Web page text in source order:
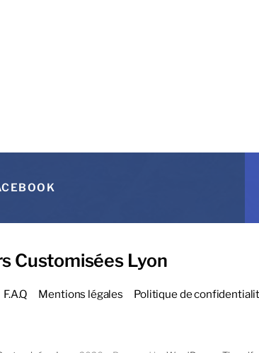
Customisées Lyon
F.A.Q Mentions légales Politique de